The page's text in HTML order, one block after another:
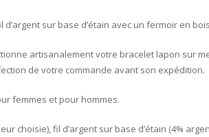
sur base d’étain avec un fermoir en
artisanalement votre bracelet lapon sur
de votre commande avant son expédition.
femmes et pour hommes.
choisie), fil d’argent sur base d’étain (4%